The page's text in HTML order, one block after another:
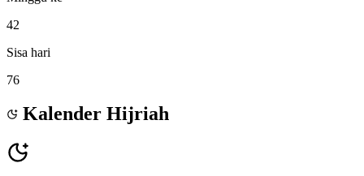
42
Sisa hari
76
Kalender Hijriah